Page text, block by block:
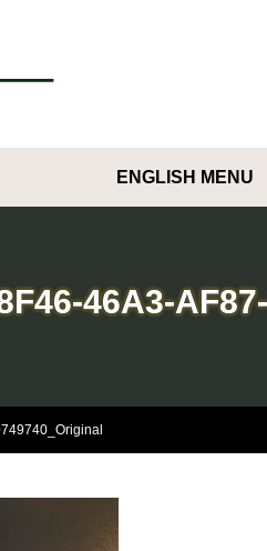
ENGLISH MENU
46A3-